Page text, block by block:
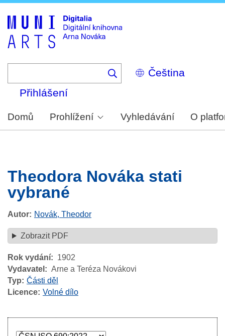
Select
your
Přihlášení
Domů Prohlížení Vyhledávání O
Theodora Nováka stati
vybrané
Autor Novák, Theodor
Zobrazit PDF
Rok vydání
1902
Vydavatel
Arne a Teréza Novákovi
Typ
Části děl
Licence Volné dílo